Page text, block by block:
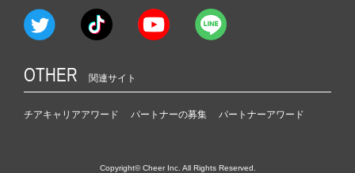
OTHER 関連サイト
チアキャリアアワード パートナーの募集 パートナーアワード
Copyright© Cheer Inc. All Rights Reserved.